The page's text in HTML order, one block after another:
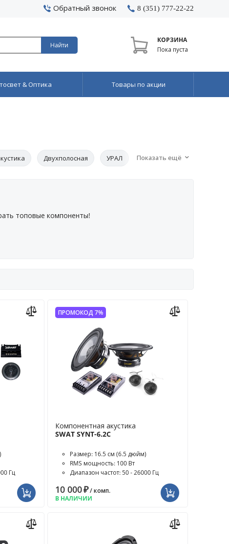
Обратный звонок 8 (351) 777-22-22
Найти
КОРЗИНА
Пока пуста
& Оптика Товары по акции
Двухполосная УРАЛ Показать ещё
топовые компоненты!
Гц
ПРОМОКОД 7%
Компонентная акустика
SWAT SYNT-6.2C
Размер: 16.5 см (6.5 дюйм)
RMS мощность: 100 Вт
Диапазон частот: 50 - 26000 Гц
10 000₽/ комп.
В НАЛИЧИИ